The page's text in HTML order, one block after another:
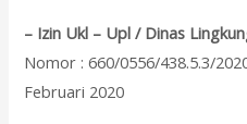
– Izin Ukl – Upl / Dinas
Nomor : 660/0556/438.5.3/
Februari 2020